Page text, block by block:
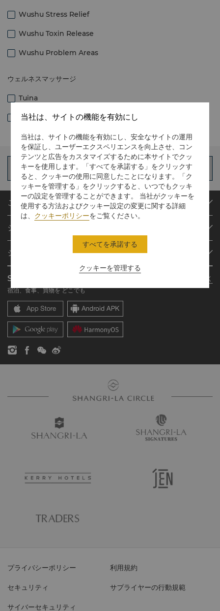
Wushu Stress Relief
Wushu Toxin Release
Wushu Problem Areas
ウェルネスマッサージ
Tuina
Reflexology
ゲスト情報
ご予約
目的地
ご予約の検索
レストラン＆バー
シャングリ・ラ サークル
シャングリ・ラ サークルに入会
よくあるお問合せや質問
SLCに関するお問い合わせ
シャングリ・ラ グループ
シャングリ・ラ グループについて
シャングリ・ラ ブランド
シャングリ・ラ センター
レジデンス
お問い合わせ
採用情報
企業の社会的責任
ニュース
Shangri-La Circle App
さらに詳しく
宿泊、食事、買物を どこでも
プライバシーポリシー 利用規約
セキュリティ サプライヤーの行動規範
サイバーセキュリティ
当社は、サイトの機能を有効にし
当社は、サイトの機能を有効にし、安全なサイトの運用
を保証し、ユーザーエクスペリエンスを向上させ、コン
テンツと広告をカスタマイズするために本サイトでクッ
キーを使用します。「すべてを承諾する」をクリックす
ると、クッキーの使用に同意したことになります。「ク
ッキーを管理する」をクリックすると、いつでもクッキ
ーの設定を管理することができます。 当社がクッキーを
使用する方法およびクッキー設定の変更に関する詳細
は、 クッキーポリシーをご覧ください。
クッキーを管理する
すべてを承諾する